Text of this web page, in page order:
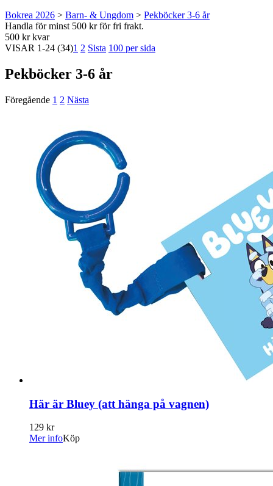
Bokrea 2026 > Barn- & Ungdom > Pekböcker 3-6 år
Handla för minst 500 kr för fri frakt.
500 kr kvar
VISAR 1-24 (34)1 2 Sista 100 per sida
Pekböcker 3-6 år
Föregående 1 2 Nästa
Här är Bluey (att hänga på vagnen)
129 kr
Mer infoKöp